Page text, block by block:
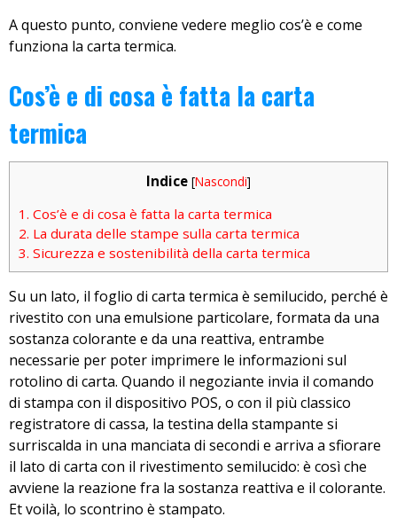
A questo punto, conviene vedere meglio cos’è e come
funziona la carta termica.
Cos’è e di cosa è fatta la carta
termica
Indice [Nascondi]
1. Cos’è e di cosa è fatta la carta termica
2. La durata delle stampe sulla carta termica
3. Sicurezza e sostenibilità della carta termica
Su un lato, il foglio di carta termica è semilucido, perché è
rivestito con una emulsione particolare, formata da una
sostanza colorante e da una reattiva, entrambe
necessarie per poter imprimere le informazioni sul
rotolino di carta. Quando il negoziante invia il comando
di stampa con il dispositivo POS, o con il più classico
registratore di cassa, la testina della stampante si
surriscalda in una manciata di secondi e arriva a sfiorare
il lato di carta con il rivestimento semilucido: è così che
avviene la reazione fra la sostanza reattiva e il colorante.
Et voilà, lo scontrino è stampato.